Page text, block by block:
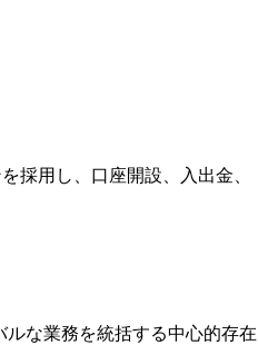
採用し、口座開設、入出金、
な業務を統括する中心的存在